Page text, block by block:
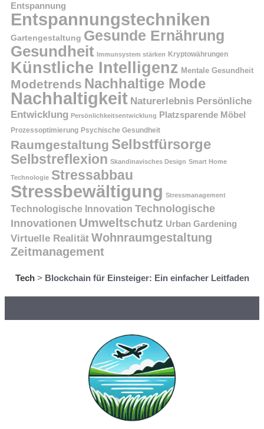
Entspannung
Entspannungstechniken
Gartengestaltung Gesunde Ernährung
Gesundheit Immunsystem stärken Kryptowährungen
Künstliche Intelligenz Mentale Gesundheit
Modetrends Nachhaltige Mode
Nachhaltigkeit Naturerlebnis Persönliche
Entwicklung Persönlichkeitsentwicklung Platzsparende Möbel
Prozessoptimierung Psychische Gesundheit
Raumgestaltung Selbstfürsorge
Selbstreflexion Skandinavisches Design Smart Home
Technologie Stressabbau
Stressbewältigung Stressmanagement
Technologische Innovation Technologische
Innovationen Umweltschutz Urban Gardening
Virtuelle Realität Wohnraumgestaltung
Zeitmanagement
Tech> Blockchain für Einsteiger: Ein einfacher Leitfaden